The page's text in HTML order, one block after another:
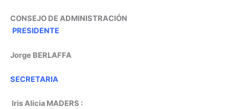
CONSEJO DE ADMINISTRACIÓN
PRESIDENTE
Jorge BERLAFFA
SECRETARIA
Iris Alicia MADERS :